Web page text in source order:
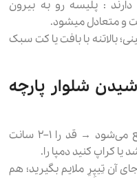
: پلیسه‌ رو به بیرون
بالاتنه با بافت یا کت سبک
شلوار پارچه
دمپای خیلی بلند که روی کفش جمع می‌شود → قد را ۱–۲ سانت
کراپ کنید دمپا را.
آن تِیپِرِ ملایم بگیرید؛ هم